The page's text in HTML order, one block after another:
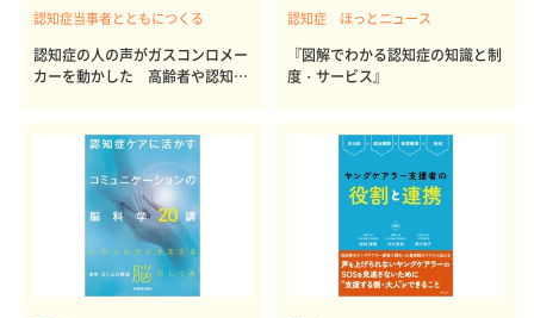
認知症当事者とともにつくる
認知症の人の声がガスコンロメー
カーを動かした 高齢者や認知症
ナイの新型ガスコンロ
認知症 ほっとニュース
『図解でわかる認知症の知識と制
度・サービス』